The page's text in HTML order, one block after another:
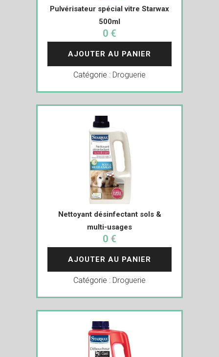
Pulvérisateur spécial vitre Starwax
500ml
0 €
AJOUTER AU PANIER
Catégorie : Droguerie
Nettoyant désinfectant sols &
multi-usages
0 €
AJOUTER AU PANIER
Catégorie : Droguerie